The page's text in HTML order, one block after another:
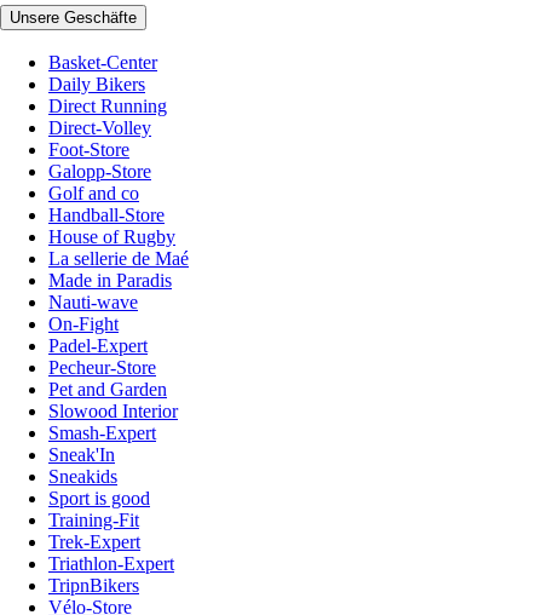
Unsere Geschäfte
Basket-Center
Daily Bikers
Direct Running
Direct-Volley
Foot-Store
Galopp-Store
Golf and co
Handball-Store
House of Rugby
La sellerie de Maé
Made in Paradis
Nauti-wave
On-Fight
Padel-Expert
Pecheur-Store
Pet and Garden
Slowood Interior
Smash-Expert
Sneak'In
Sneakids
Sport is good
Training-Fit
Trek-Expert
Triathlon-Expert
TripnBikers
Vélo-Store